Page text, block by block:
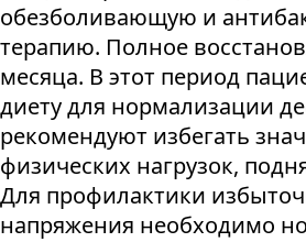
обезболивающую и
терапию. Полное
месяца. В этот период
диету для нормализации
рекомендуют избегать
физических нагрузок,
Для профилактики
напряжения необходимо